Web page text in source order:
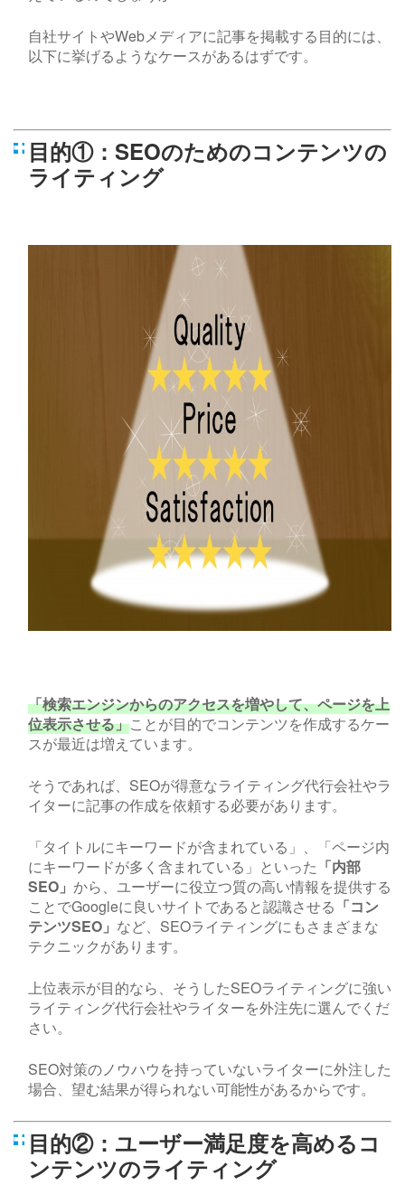
自社サイトやWebメディアに記事を掲載する目的には、
以下に挙げるようなケースがあるはずです。
目的①：SEOのためのコンテンツの
ライティング
「検索エンジンからのアクセスを増やして、ページを上
位表示させる」ことが目的でコンテンツを作成するケー
スが最近は増えています。
そうであれば、 SEOが得意なライティング代行会社やラ
イターに記事の作成を依頼する必要があります。
「タイトルにキーワードが含まれている」、「ページ内
にキーワードが多く含まれている」といった 「内部
SEO 」 から、ユーザーに役立つ質の高い情報を提供する
ことでGoogleに良いサイトであると認識させる 「コン
テンツSEO 」 など、 SEOライティングにもさまざまな
テクニックがあります。
上位表示が目的なら、そうしたSEOライティングに強い
ライティング代行会社やライターを外注先に選んでくだ
さい。
SEO対策のノウハウを持っていないライターに外注した
場合、望む結果が得られない可能性があるからです。
目的②：ユーザー満足度を高めるコ
ンテンツのライティング